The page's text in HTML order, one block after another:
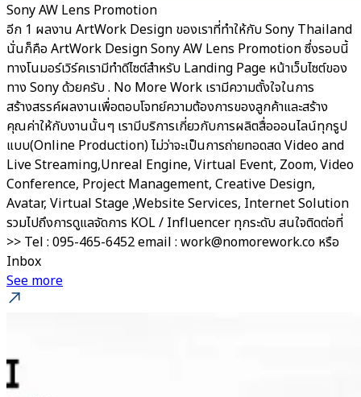
Sony AW Lens Promotion
อีก 1 ผลงาน ArtWork Design ของเราที่ทำให้กับ Sony Thailand
นั่นก็คือ ArtWork Design Sony AW Lens Promotion ซึ่งรอบนี้
ทางโนมอร์เวิร์คเรามีทำดีไซต์สำหรับ Landing Page หน้าเว็บไซต์ของ
ทาง Sony ด้วยครับ . No More Work เรามีความตั้งใจในการ
สร้างสรรค์ผลงานเพื่อตอบโจทย์ความต้องการของลูกค้าและสร้าง
คุณค่าให้กับงานนั้นๆ เรามีบริการเกี่ยวกับการผลิตสื่อออนไลน์ทุกรูป
แบบ(Online Production) ไม่ว่าจะเป็นการถ่ายทอดสด Video and
Live Streaming,Unreal Engine, Virtual Event, Zoom, Video
Conference, Project Management, Creative Design,
Avatar, Virtual Stage ,Website Services, Internet Solution
รวมไปถึงการดูแลจัดการ KOL / Influencer ทุกระดับ สนใจติดต่อที่
>> Tel : 095-465-6452 email : work@nomorework.co หรือ
Inbox
See more